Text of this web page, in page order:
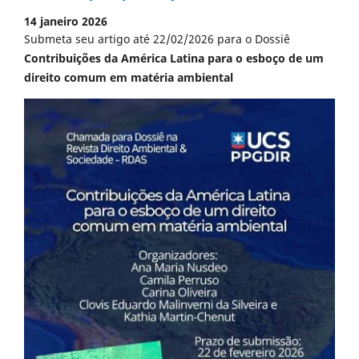
14 janeiro 2026
Submeta seu artigo até 22/02/2026 para o Dossiê
Contribuições da América Latina para o esboço de um
direito comum em matéria ambiental